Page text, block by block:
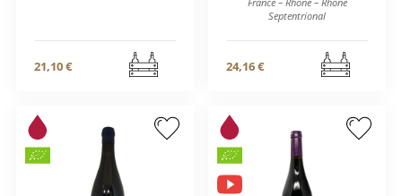
21,10 €
Septentrional
24,16 €